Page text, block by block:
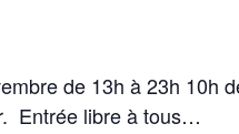
de 13h à 23h 10h
Entrée libre à tous…